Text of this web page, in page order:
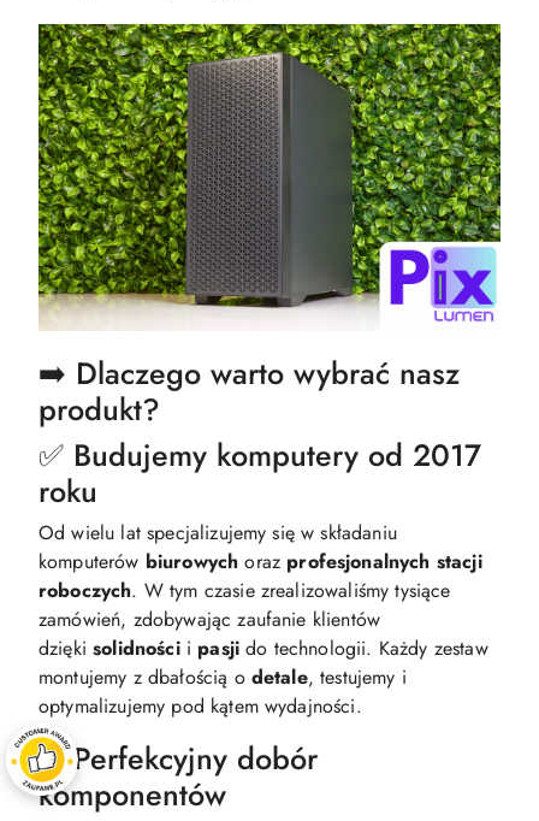
➡️ Dlaczego warto wybrać nasz
produkt?
✅ Budujemy komputery od 2017
roku
Od wielu lat specjalizujemy się w składaniu
komputerów biurowych oraz profesjonalnych stacji
roboczych. W tym czasie zrealizowaliśmy tysiące
zamówień, zdobywając zaufanie klientów
dziękisolidnościi pasji do technologii. Każdy zestaw
montujemy z dbałością o detale, testujemy i
optymalizujemy pod kątem wydajności.​
✅ Perfekcyjny dobór
komponentów